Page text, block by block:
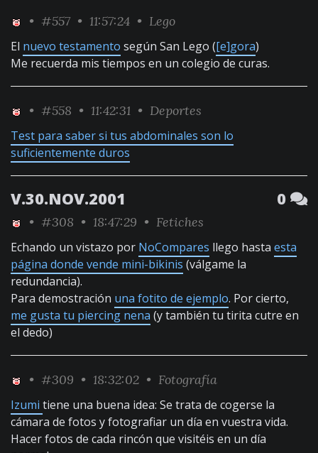
• #557 • 11:57:24 • Lego
El nuevo testamento según San Lego ([e]gora)
Me recuerda mis tiempos en un colegio de curas.
• #558 • 11:42:31 • Deportes
Test para saber si tus abdominales son lo
suficientemente duros
V.30.NOV.2001 0
• #308 • 18:47:29 • Fetiches
Echando un vistazo por NoCompares llego hasta esta
página donde vende mini-bikinis (válgame la
redundancia).
Para demostración una fotito de ejemplo. Por cierto,
me gusta tu piercing nena (y también tu tirita cutre en
el dedo)
• #309 • 18:32:02 • Fotografía
Izumi tiene una buena idea: Se trata de cogerse la
cámara de fotos y fotografiar un día en vuestra vida.
Hacer fotos de cada rincón que visitéis en un día